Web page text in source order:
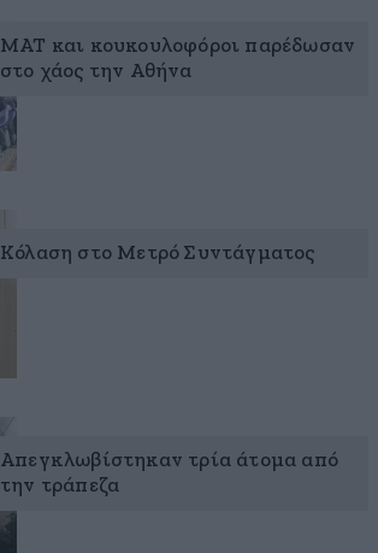
ΜΑΤ και κουκουλοφόροι παρέδωσαν
στο χάος την Αθήνα
Κόλαση στο Μετρό Συντάγματος
Απεγκλωβίστηκαν τρία άτομα από
την τράπεζα